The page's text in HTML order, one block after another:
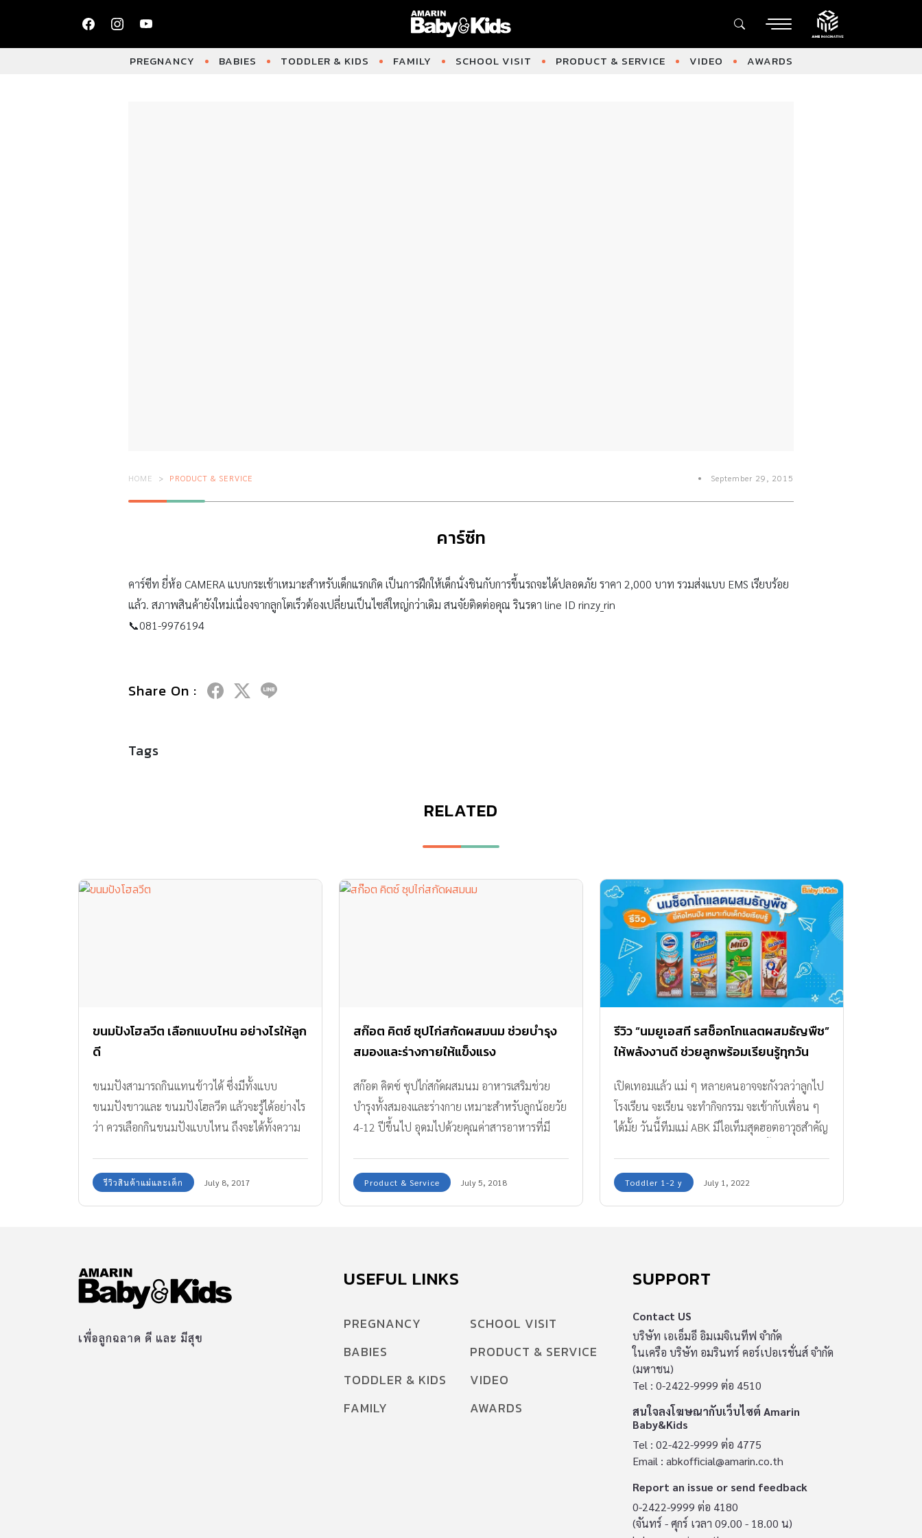
PREGNANCY BABIES TODDLER & KIDS FAMILY SCHOOL VISIT PRODUCT & SERVICE VIDEO AWARDS
HOME PRODUCT & SERVICE September 29, 2015
คาร์ซีท
คาร์ซีท ยี่ห้อ CAMERA แบบกระเช้าเหมาะสำหรับเด็กแรกเกิด เป็นการฝึกให้เด็กนั่งชินกับการขึ้นรถจะได้ปลอดภัย ราคา 2,000 บาท รวมส่งแบบ EMS เรียบร้อย
แล้ว. สภาพสินค้ายังใหม่เนื่องจากลูกโตเร็วต้องเปลี่ยนเป็นไซส์ใหญ่กว่าเดิม สนจัยติดต่อคุณ รินรดา line ID rinzy_rin
📞081-9976194
Share On :
Tags
RELATED
ขนมปังโฮลวีต เลือกแบบไหน อย่างไรให้ลูก
ดี
ขนมปังสามารถกินแทนข้าวได้ ซึ่งมีทั้งแบบ
ขนมปังขาวและ ขนมปังโฮลวีต แล้วจะรู้ได้อย่างไร
ว่า ควรเลือกกินขนมปังแบบไหน ถึงจะได้ทั้งความ
รีวิวสินค้าแม่และเด็ก July 8, 2017
สก๊อต คิตซ์ ซุปไก่สกัดผสมนม ช่วยบำรุง
สมองและร่างกายให้แข็งแรง
สก๊อต คิตซ์ ซุปไก่สกัดผสมนม อาหารเสริมช่วย
บำรุงทั้งสมองและร่างกาย เหมาะสำหรับลูกน้อยวัย
4-12 ปีขึ้นไป อุดมไปด้วยคุณค่าสารอาหารที่มี
กำลังมองหาเครื่องดื่มบำรุงสมองและร่างกายให้กับ
ลูกๆ อยู่ เราจะพาไปเปิดประโยชน์ดีๆ จาก “สก๊อต
Product & Service July 5, 2018
รีวิว “นมยูเอสที รสช็อกโกแลตผสมธัญพืช”
ให้พลังงานดี ช่วยลูกพร้อมเรียนรู้ทุกวัน
เปิดเทอมแล้ว แม่ ๆ หลายคนอาจจะกังวลว่าลูกไป
โรงเรียน จะเรียน จะทำกิจกรรม จะเข้ากับเพื่อน ๆ
ได้มั้ย วันนี้ทีมแม่ ABK มีไอเท็มสุดฮอตอาวุธสำคัญ
พัฒนาการทางสมองพร้อมที่จะเรียนรู้ และมีพลัง
สนุกกับกิจกรรมตลอดทั้งวัน นั่นก็คือ
Toddler 1-2 y July 1, 2022
เพื่อลูกฉลาด ดี และ มีสุข
USEFUL LINKS
PREGNANCY
BABIES
TODDLER & KIDS
FAMILY
SCHOOL VISIT
PRODUCT & SERVICE
VIDEO
AWARDS
SUPPORT
Contact US
บริษัท เอเอ็มอี อิมเมจิเนทีฟ จำกัด
ในเครือ บริษัท อมรินทร์ คอร์เปอเรชั่นส์ จำกัด
(มหาชน)
Tel : 0-2422-9999 ต่อ 4510
สนใจลงโฆษณากับเว็บไซต์ Amarin
Baby&Kids
Tel : 02-422-9999 ต่อ 4775
Email : abkofficial@amarin.co.th
Report an issue or send feedback
0-2422-9999 ต่อ 4180
(จันทร์ - ศุกร์ เวลา 09.00 - 18.00 น)